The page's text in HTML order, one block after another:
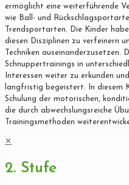
ermöglicht eine weiterführende
wie Ball- und
Trendsportarten. Die Kinder
diesen Disziplinen zu verfeinern
Techniken auseinanderzusetzen.
Schnuppertrainings in
Interessen weiter zu erkunden
langfristig begeistert. In diesem
Schulung der motorischen,
die durch abwechslungsreiche
Trainingsmethoden
✕
2. Stufe